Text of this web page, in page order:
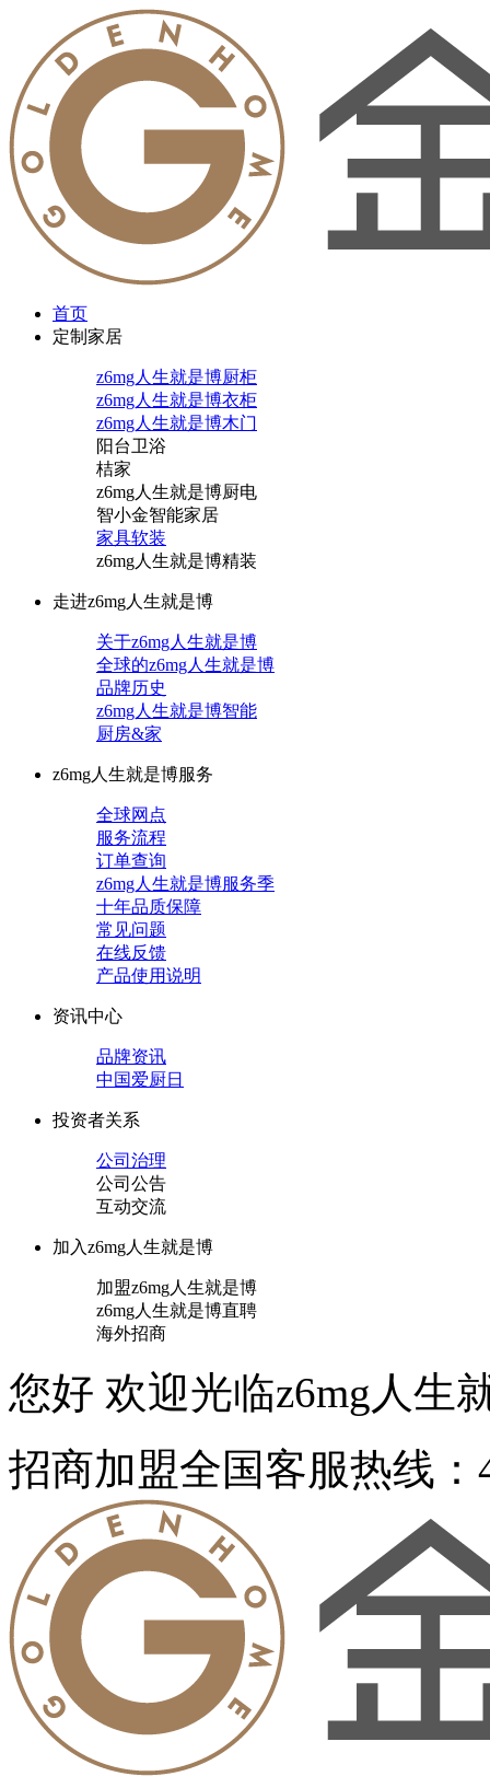
首页
定制家居
z6mg人生就是博厨柜
z6mg人生就是博衣柜
z6mg人生就是博木门
阳台卫浴
桔家
z6mg人生就是博厨电
智小金智能家居
家具软装
z6mg人生就是博精装
走进z6mg人生就是博
关于z6mg人生就是博
全球的z6mg人生就是博
品牌历史
z6mg人生就是博智能
厨房&家
z6mg人生就是博服务
全球网点
服务流程
订单查询
z6mg人生就是博服务季
十年品质保障
常见问题
在线反馈
产品使用说明
资讯中心
品牌资讯
中国爱厨日
投资者关系
公司治理
公司公告
互动交流
加入z6mg人生就是博
加盟z6mg人生就是博
z6mg人生就是博直聘
海外招商
您好 欢迎光临z6mg人生就
招商加盟全国客服热线